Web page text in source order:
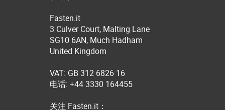
Fasten.it
3 Culver Court, Malting Lane
SG10 6AN, Much Hadham
United Kingdom
VAT: GB 312 6826 16
电话: +44 3330 164455
关注 Fasten.it：